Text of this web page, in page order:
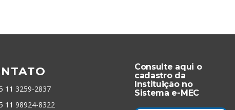
11 3259-2837
11 98924-8322
Consulte aqui o
cadastro da
Instituição no
Sistema e-MEC